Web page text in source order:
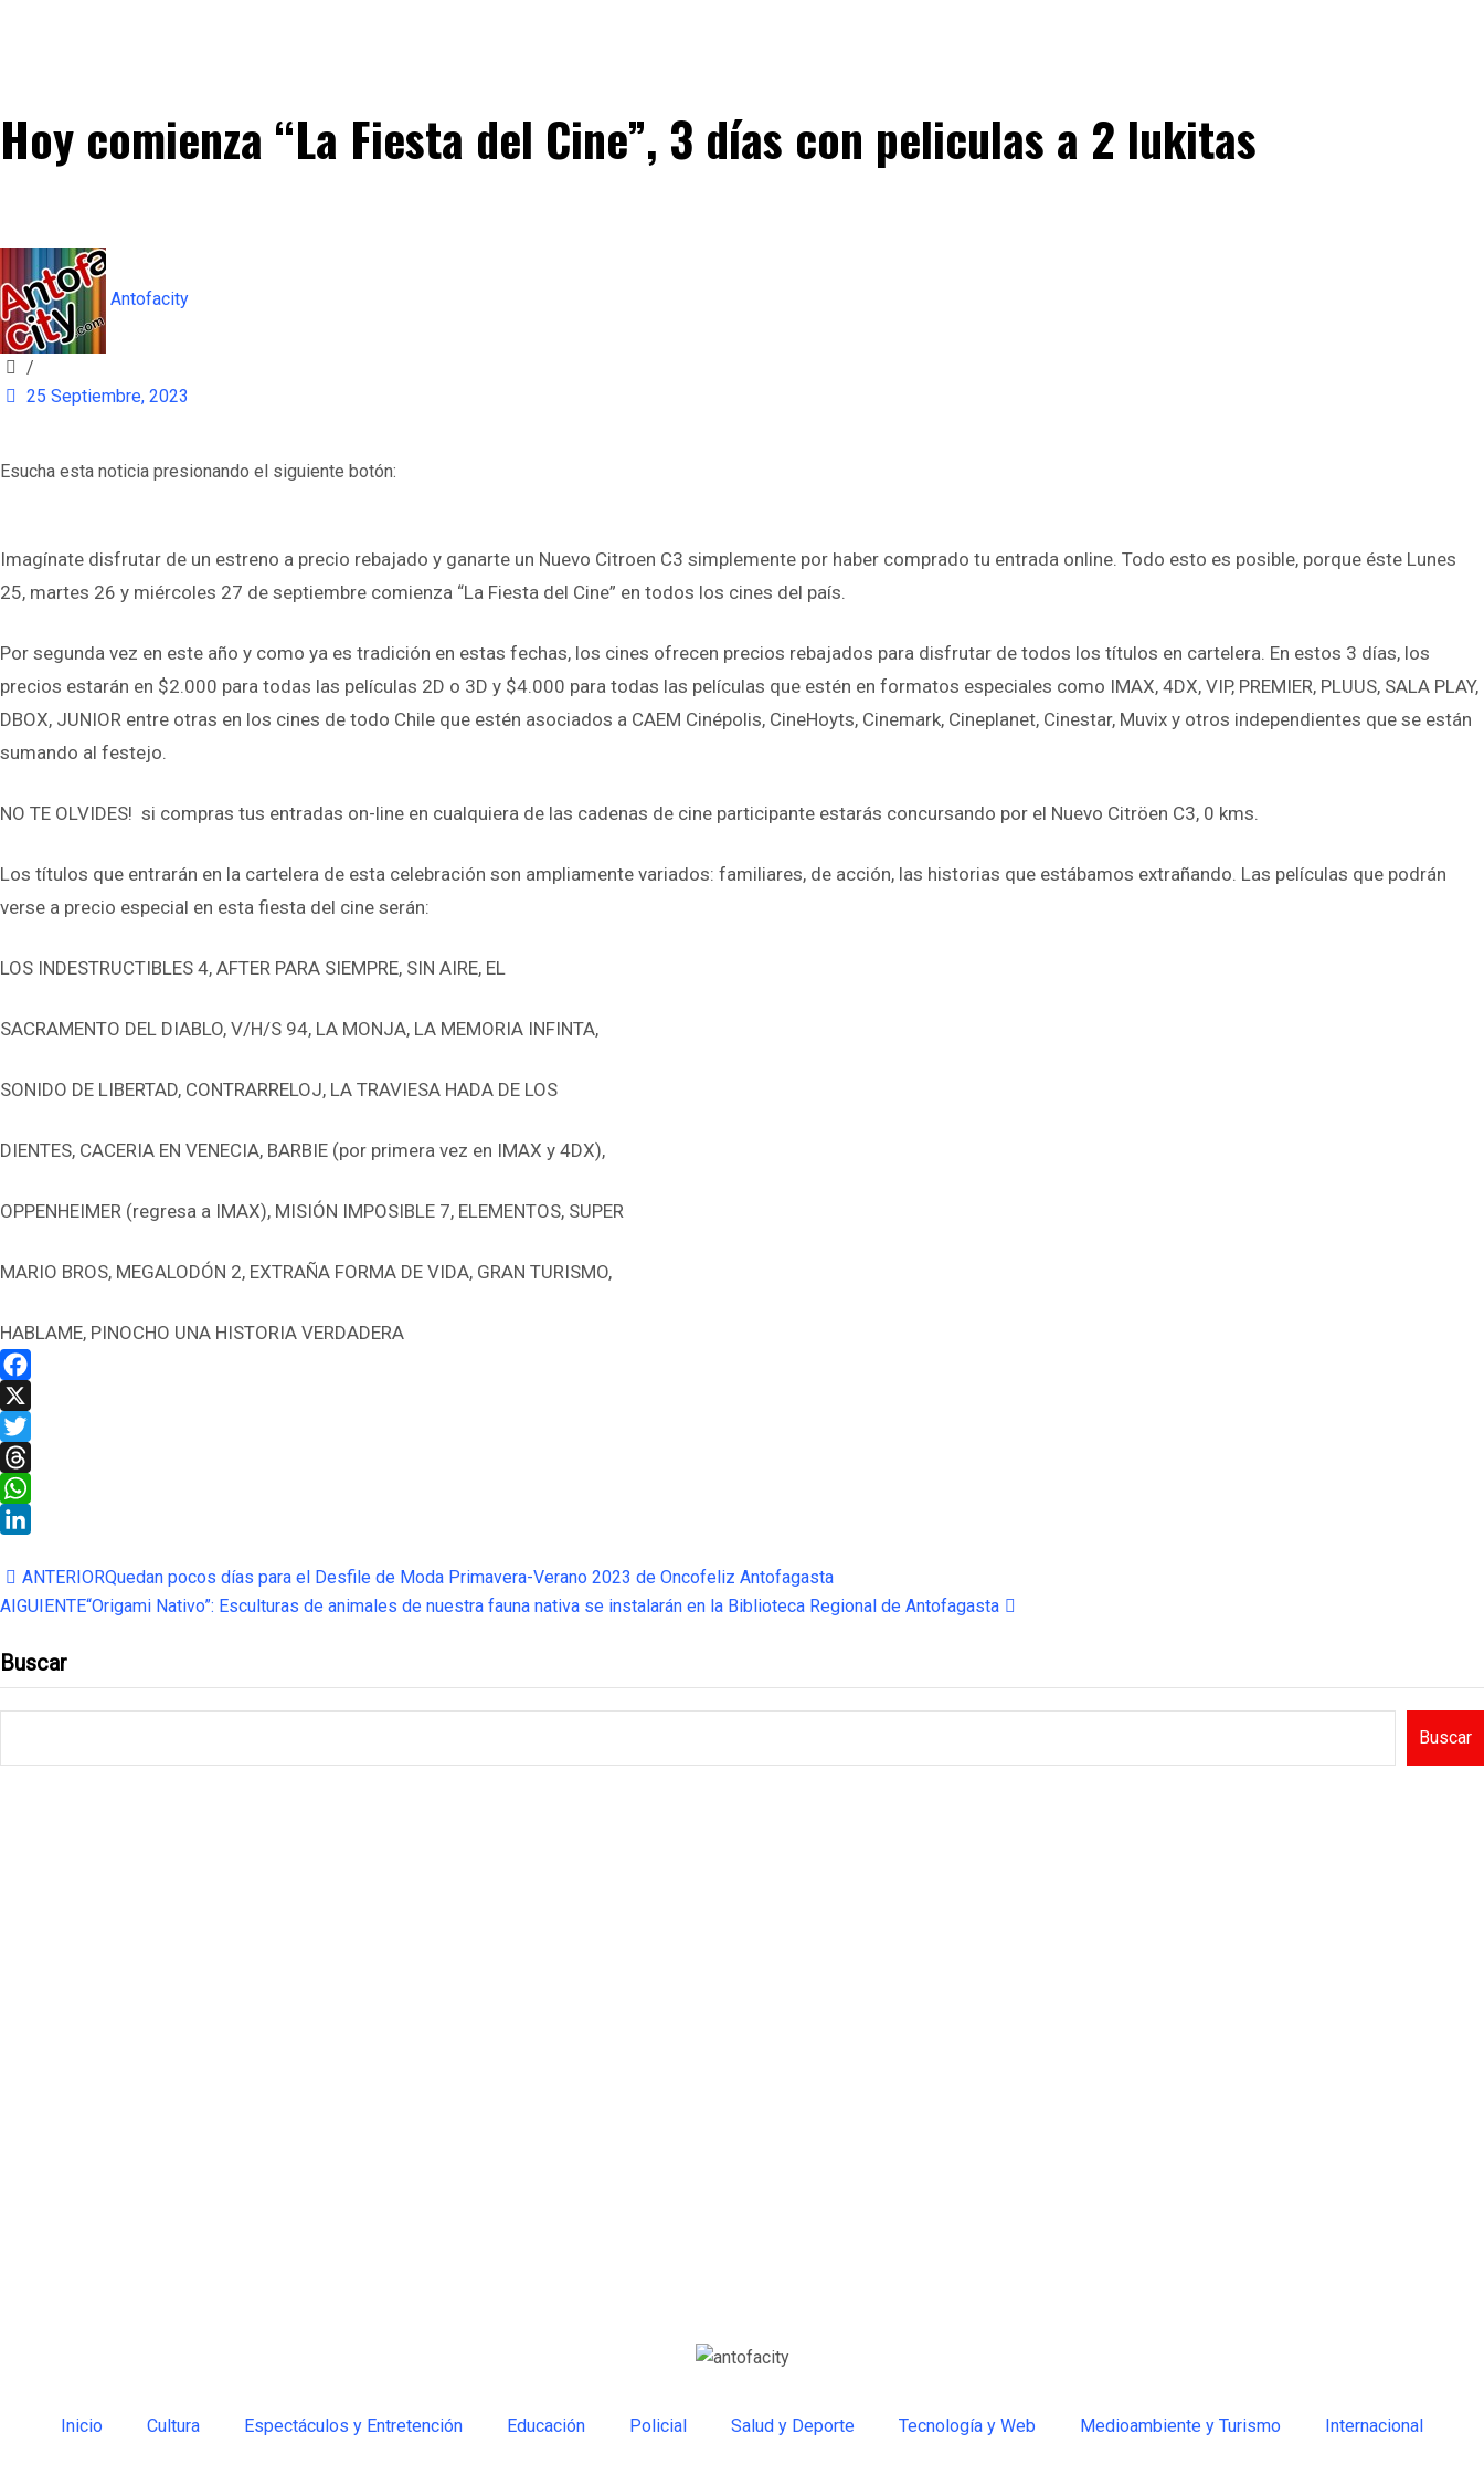
Hoy comienza “La Fiesta del Cine”, 3 días con peliculas a 2 lukitas
Antofacity
/
25 Septiembre, 2023
Esucha esta noticia presionando el siguiente botón:
Imagínate disfrutar de un estreno a precio rebajado y ganarte un Nuevo Citroen C3 simplemente por haber comprado tu entrada online. Todo esto es posible, porque éste Lunes
25, martes 26 y miércoles 27 de septiembre comienza “La Fiesta del Cine” en todos los cines del país.
Por segunda vez en este año y como ya es tradición en estas fechas, los cines ofrecen precios rebajados para disfrutar de todos los títulos en cartelera. En estos 3 días, los
precios estarán en $2.000 para todas las películas 2D o 3D y $4.000 para todas las películas que estén en formatos especiales como IMAX, 4DX, VIP, PREMIER, PLUUS, SALA PLAY,
DBOX, JUNIOR entre otras en los cines de todo Chile que estén asociados a CAEM Cinépolis, CineHoyts, Cinemark, Cineplanet, Cinestar, Muvix y otros independientes que se están
sumando al festejo.
NO TE OLVIDES! si compras tus entradas on-line en cualquiera de las cadenas de cine participante estarás concursando por el Nuevo Citröen C3, 0 kms.
Los títulos que entrarán en la cartelera de esta celebración son ampliamente variados: familiares, de acción, las historias que estábamos extrañando. Las películas que podrán
verse a precio especial en esta fiesta del cine serán:
LOS INDESTRUCTIBLES 4, AFTER PARA SIEMPRE, SIN AIRE, EL
SACRAMENTO DEL DIABLO, V/H/S 94, LA MONJA, LA MEMORIA INFINTA,
SONIDO DE LIBERTAD, CONTRARRELOJ, LA TRAVIESA HADA DE LOS
DIENTES, CACERIA EN VENECIA, BARBIE (por primera vez en IMAX y 4DX),
OPPENHEIMER (regresa a IMAX), MISIÓN IMPOSIBLE 7, ELEMENTOS, SUPER
MARIO BROS, MEGALODÓN 2, EXTRAÑA FORMA DE VIDA, GRAN TURISMO,
HABLAME, PINOCHO UNA HISTORIA VERDADERA
Facebook
X
Twitter
Threads
WhatsApp
ANTERIORQuedan pocos días para el Desfile de Moda Primavera-Verano 2023 de Oncofeliz Antofagasta
AIGUIENTE“Origami Nativo”: Esculturas de animales de nuestra fauna nativa se instalarán en la Biblioteca Regional de Antofagasta
Buscar
Buscar
Inicio Cultura Espectáculos y Entretención Educación Policial Salud y Deporte Tecnología y Web Medioambiente y Turismo Internacional